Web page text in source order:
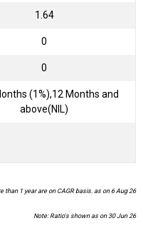
1.64
0
0
(1%),12 Months and
above(NIL)
1 year are on CAGR basis. as on 6 Aug 26
Note: Ratio's shown as on 30 Jun 26